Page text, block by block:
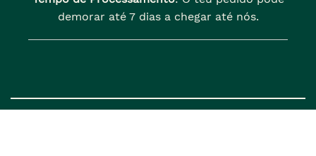
demorar até 7 dias a chegar até nós.